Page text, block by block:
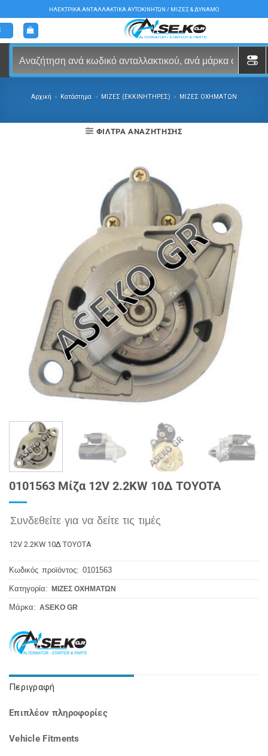
στο
περιεχόμενο
ΗΛΕΚΤΡΙΚΑ ΑΝΤΑΛΛΑΚΤΙΚΑ ΑΥΤΟΚΙΝΗΤΩΝ / ΜΙΖΕΣ & ΔΥΝΑΜΟ
Αρχική » Κατάστημα » ΜΙΖΕΣ (ΕΚΚΙΝΗΤΗΡΕΣ) » ΜΙΖΕΣ ΟΧΗΜΑΤΩΝ
ΦΊΛΤΡΑ ΑΝΑΖΉΤΗΣΗΣ
0101563 Μίζα 12V 2.2KW 10Δ TOYOTA
Συνδεθείτε για να δείτε τις τιμές
12V 2.2KW 10Δ TOYOTA
Κωδικός προϊόντος: 0101563
Κατηγορία: ΜΙΖΕΣ ΟΧΗΜΑΤΩΝ
Μάρκα: ASEKO GR
Περιγραφή
Επιπλέον πληροφορίες
Vehicle Fitments